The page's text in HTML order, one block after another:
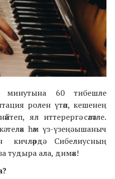
минутына 60 тибешле
ролен үтәп, кешенең
ял иттерергә сәләтле.
теләк һәм үз-үзеңә ышаныч
Сибелиусның
тудыра ала, димәк!